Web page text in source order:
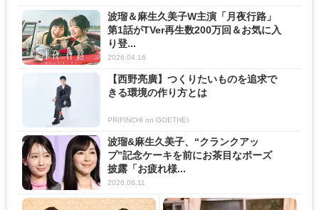
波瑠＆麻生久美子W主演「月夜行路」
第1話がTVer再生数200万回＆お気に入
り登...
2026.04.16
【西野亮廣】つくりたいものを追求で
きる環境の作り方とは
PR(FINCHI on GOETHE)
波瑠&麻生久美子、“クランクアッ
プ”記念ケーキを前にお茶目なポーズ
披露「お疲れ様...
2026.06.11